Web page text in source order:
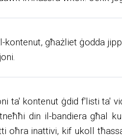
kontenut, għażliet ġodda
ta' kontenut ġdid f'listi ta'
din il-bandiera għal
oħra inattivi, kif ukoll